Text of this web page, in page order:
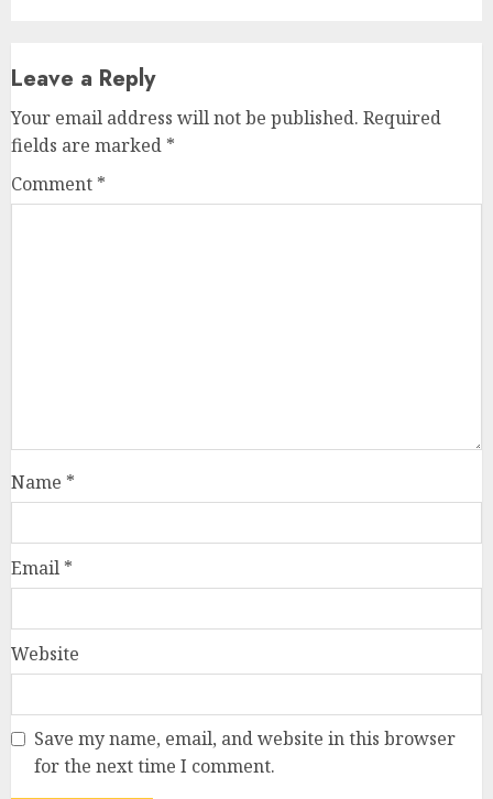
Leave a Reply
Your email address will not be published. Required
fields are marked *
Comment *
Name *
Email *
Website
Save my name, email, and website in this browser
for the next time I comment.